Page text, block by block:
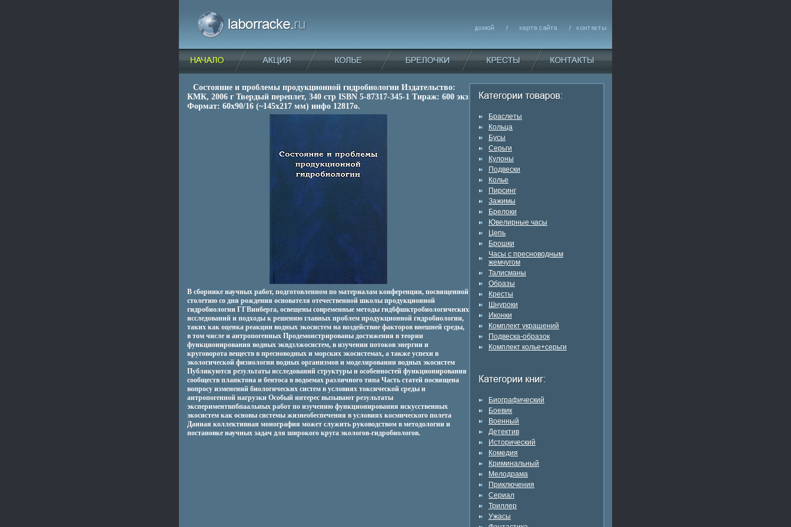
Состояние и проблемы продукционной гидробиологии Издательство:
КМК, 2006 г Твердый переплет, 340 стр ISBN 5-87317-345-1 Тираж: 600 экз
Формат: 60x90/16 (~145х217 мм) инфо 12817o.
В сборнике научных работ, подготовленном по материалам конференции, посвященной
столетию со дня рождения основателя отечественной школы продукционной
гидробиологии ГГВинберга, освещены современные методы гидбфшктробиологических
исследований и подходы к решению главных проблем продукционной гидробиологии,
таких как оценка реакции водных экосистем на воздействие факторов внешней среды,
в том числе и антропогенных Продемонстрированы достижения в теории
функционирования водных эквдзлжосистем, в изучении потоков энергии и
круговорота веществ в пресноводных и морских экосистемах, а также успехи в
экологической физиологии водных организмов и моделировании водных экосистем
Публикуются результаты исследований структуры и особенностей функционирования
сообществ планктона и бентоса в водоемах различного типа Часть статей посвящена
вопросу изменений биологических систем в условиях токсической среды и
антропогенной нагрузки Особый интерес вызывают результаты
экспериментвпбпаальных работ по изучению функционирования искусственных
экосистем как основы системы жизнеобеспечения в условиях космического полета
Данная коллективная монография может служить руководством в методологии и
постановке научных задач для широкого круга экологов-гидробиологов.
Браслеты
Кольца
Бусы
Серьги
Кулоны
Подвески
Колье
Пирсинг
Зажимы
Брелоки
Ювелирные часы
Цепь
Брошки
Часы с пресноводным
жемчугом
Талисманы
Образы
Кресты
Шнуроки
Иконки
Комплект украшений
Подвеска-образок
Комплект колье+серьги
Биографический
Боевик
Военный
Детектив
Исторический
Комедия
Криминальный
Мелодрама
Приключения
Сериал
Триллер
Ужасы